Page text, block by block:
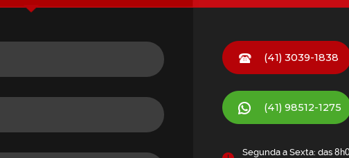
(41) 3039-1838
(41) 98512-1275
Segunda a Sexta: das